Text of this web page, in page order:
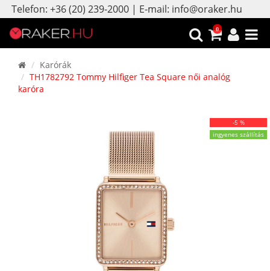
Telefon: +36 (20) 239-2000 | E-mail: info@oraker.hu
0
Karórák
TH1782792 Tommy Hilfiger Tea Square női analóg
karóra
-5 %
ingyenes szállítás